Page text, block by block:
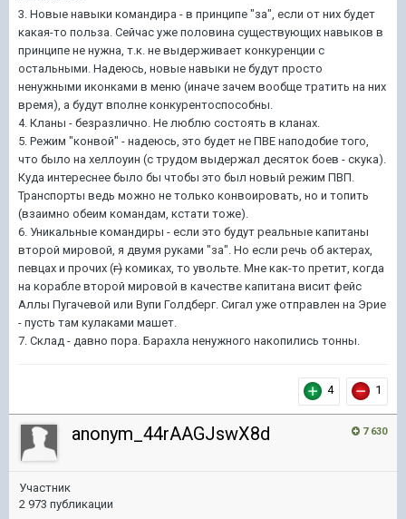
3. Новые навыки командира - в принципе "за", если от них будет
какая-то польза. Сейчас уже половина существующих навыков в
принципе не нужна, т.к. не выдерживает конкуренции с
остальными. Надеюсь, новые навыки не будут просто
ненужными иконками в меню (иначе зачем вообще тратить на них
время), а будут вполне конкурентоспособны.
4. Кланы - безразлично. Не люблю состоять в кланах.
5. Режим "конвой" - надеюсь, это будет не ПВЕ наподобие того,
что было на хеллоуин (с трудом выдержал десяток боев - скука).
Куда интереснее было бы чтобы это был новый режим ПВП.
Транспорты ведь можно не только конвоировать, но и топить
(взаимно обеим командам, кстати тоже).
6. Уникальные командиры - если это будут реальные капитаны
второй мировой, я двумя руками "за". Но если речь об актерах,
певцах и прочих (г) комиках, то увольте. Мне как-то претит, когда
на корабле второй мировой в качестве капитана висит фейс
Аллы Пугачевой или Вупи Голдберг. Сигал уже отправлен на Эрие
- пусть там кулаками машет.
7. Склад - давно пора. Барахла ненужного накопились тонны.
4 1
7 630
anonym_44rAAGJswX8d
Участник
2 973 публикации